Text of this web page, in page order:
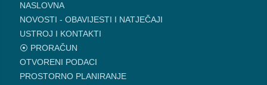
NASLOVNA
NOVOSTI - OBAVIJESTI I NATJEČAJI
USTROJ I KONTAKTI
⦿ PRORAČUN
OTVORENI PODACI
PROSTORNO PLANIRANJE